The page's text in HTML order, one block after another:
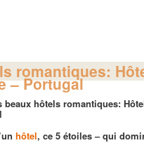
romantiques:
– Portugal
beaux hôtels romantiques:
hôtel, ce 5 étoiles – qui